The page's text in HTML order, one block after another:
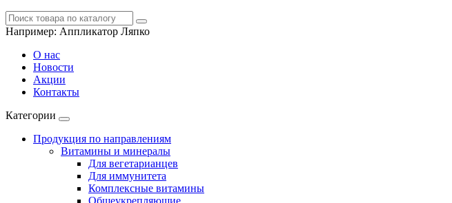
Например: Аппликатор Ляпко
О нас
Новости
Акции
Контакты
Категории
Продукция по направлениям
Витамины и минералы
Для вегетарианцев
Для иммунитета
Комплексные витамины
Общеукрепляющие